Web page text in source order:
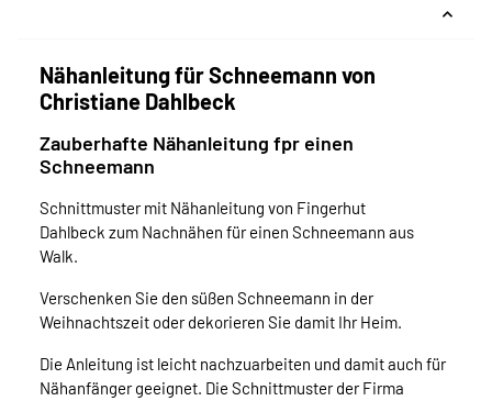
Nähanleitung für Schneemann von
Christiane Dahlbeck
Zauberhafte Nähanleitung fpr einen
Schneemann
Schnittmuster mit Nähanleitung von Fingerhut
Dahlbeck zum Nachnähen für einen Schneemann aus
Walk.
Verschenken Sie den süßen Schneemann in der
Weihnachtszeit oder dekorieren Sie damit Ihr Heim.
Die Anleitung ist leicht nachzuarbeiten und damit auch für
Nähanfänger geeignet. Die Schnittmuster der Firma